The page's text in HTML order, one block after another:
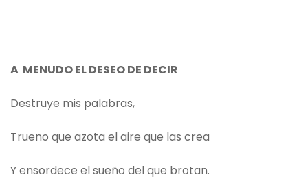
A MENUDO ELDESEODE DECIR
Destruye mis palabras,
Trueno que azota el aire que las crea
Y ensordece el sueño del que brotan.